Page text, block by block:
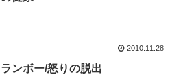
2010.11.28
ランボー/怒りの脱出